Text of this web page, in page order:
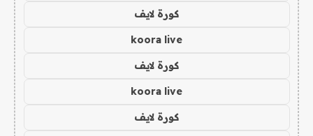
كورة لايف
koora live
كورة لايف
koora live
كورة لايف